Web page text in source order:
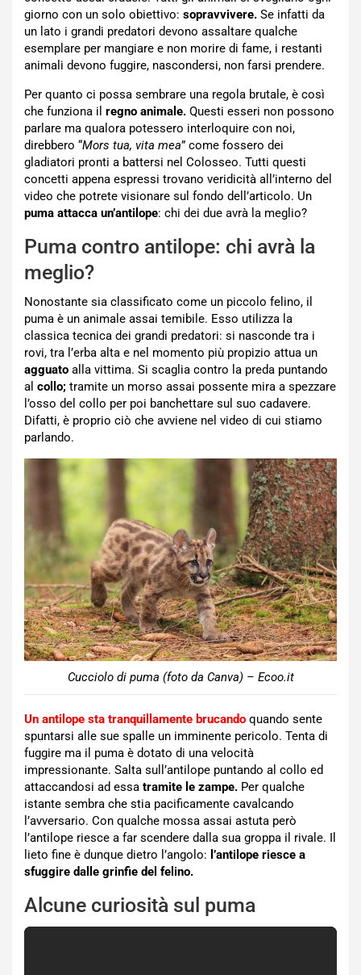
giorno con un solo obiettivo: sopravvivere. Se infatti da
un lato i grandi predatori devono assaltare qualche
esemplare per mangiare e non morire di fame, i restanti
animali devono fuggire, nascondersi, non farsi prendere.
Per quanto ci possa sembrare una regola brutale, è così
che funziona il regno animale. Questi esseri non possono
parlare ma qualora potessero interloquire con noi,
direbbero “Mors tua, vita mea” come fossero dei
gladiatori pronti a battersi nel Colosseo. Tutti questi
concetti appena espressi trovano veridicità all’interno del
video che potrete visionare sul fondo dell’articolo. Un
puma attacca un’antilope: chi dei due avrà la meglio?
Puma contro antilope: chi avrà la
meglio?
Nonostante sia classificato come un piccolo felino, il
puma è un animale assai temibile. Esso utilizza la
classica tecnica dei grandi predatori: si nasconde tra i
rovi, tra l’erba alta e nel momento più propizio attua un
agguato alla vittima. Si scaglia contro la preda puntando
al collo; tramite un morso assai possente mira a spezzare
l’osso del collo per poi banchettare sul suo cadavere.
Difatti, è proprio ciò che avviene nel video di cui stiamo
parlando.
Cucciolo di puma (foto da Canva) – Ecoo.it
Un antilope sta tranquillamente brucando quando sente
spuntarsi alle sue spalle un imminente pericolo. Tenta di
fuggire ma il puma è dotato di una velocità
impressionante. Salta sull’antilope puntando al collo ed
attaccandosi ad essa tramite le zampe. Per qualche
istante sembra che stia pacificamente cavalcando
l’avversario. Con qualche mossa assai astuta però
l’antilope riesce a far scendere dalla sua groppa il rivale. Il
lieto fine è dunque dietro l’angolo: l’antilope riesce a
sfuggire dalle grinfie del felino.
Alcune curiosità sul puma